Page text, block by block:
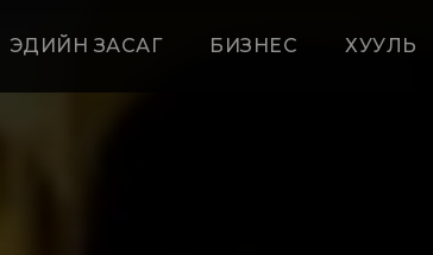
ЭДИЙН ЗАСАГ БИЗНЕС ХУУЛЬ